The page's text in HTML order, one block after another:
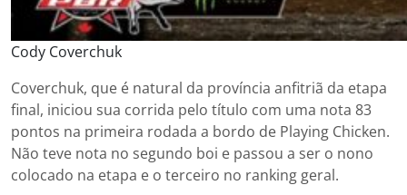
Cody Coverchuk
Coverchuk, que é natural da província anfitriã da etapa
final, iniciou sua corrida pelo título com uma nota 83
pontos na primeira rodada a bordo de Playing Chicken.
Não teve nota no segundo boi e passou a ser o nono
colocado na etapa e o terceiro no ranking geral.